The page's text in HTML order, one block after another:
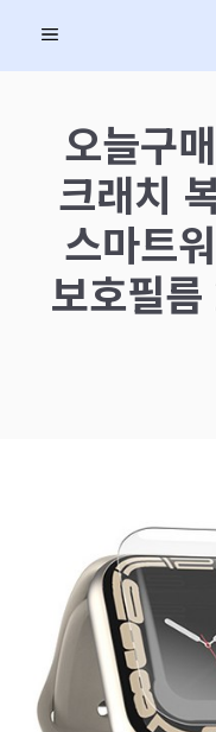
MENU
오늘구
크래치
스마트
보호필